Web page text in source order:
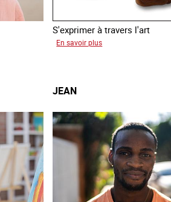
S'exprimer à travers l'art
En savoir plus
JEAN